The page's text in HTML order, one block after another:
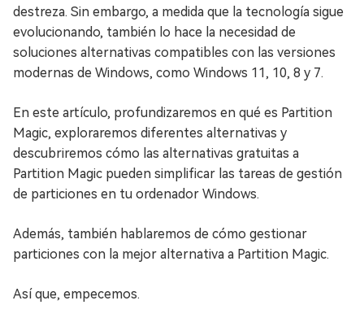
destreza. Sin embargo, a medida que la tecnología sigue
evolucionando, también lo hace la necesidad de
soluciones alternativas compatibles con las versiones
modernas de Windows, como Windows 11, 10, 8 y 7.
En este artículo, profundizaremos en qué es Partition
Magic, exploraremos diferentes alternativas y
descubriremos cómo las alternativas gratuitas a
Partition Magic pueden simplificar las tareas de gestión
de particiones en tu ordenador Windows.
Además, también hablaremos de cómo gestionar
particiones con la mejor alternativa a Partition Magic.
Así que, empecemos.